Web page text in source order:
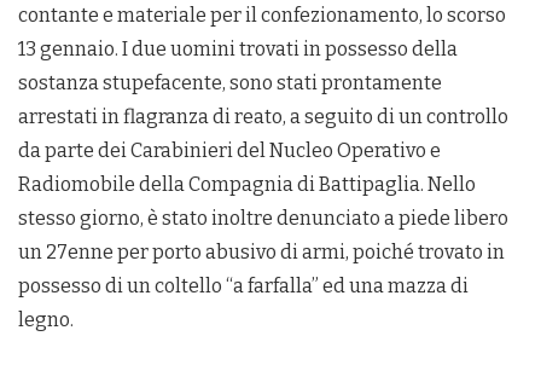
contante e materiale per il confezionamento, lo scorso
13 gennaio. I due uomini trovati in possesso della
sostanza stupefacente, sono stati prontamente
arrestati in flagranza di reato, a seguito di un controllo
da parte dei Carabinieri del Nucleo Operativo e
Radiomobile della Compagnia di Battipaglia. Nello
stesso giorno, è stato inoltre denunciato a piede libero
un 27enne per porto abusivo di armi, poiché trovato in
possesso di un coltello “a farfalla” ed una mazza di
legno.